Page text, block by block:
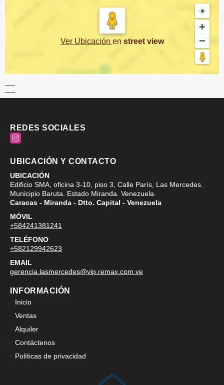
Ver Ubicación en street view
REDES SOCIALES
Instagram
UBICACIÓN Y CONTACTO
UBICACIÓN
Edificio SMA, oficina 3-10, piso 3, Calle París, Las Mercedes.
Municipio Baruta. Estado Miranda. Venezuela.
Caracas - Miranda - Dtto. Capital - Venezuela
MÓVIL
+584241381241
TELÉFONO
+582129942623
EMAIL
gerencia.lasmercedes@vip.remax.com.ve
INFORMACIÓN
Inicio
Ventas
Alquiler
Contáctenos
Políticas de privacidad